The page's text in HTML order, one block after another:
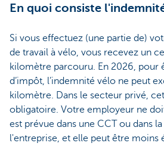
En quoi consiste
Si vous effectuez (une partie de)
de travail à vélo, vous recevez un
kilomètre parcouru. En 2026, pour
d’impôt, l’indemnité vélo ne peut
kilomètre. Dans le secteur privé,
obligatoire. Votre employeur ne
est prévue dans une CCT ou dans
l'entreprise, et elle peut être moins